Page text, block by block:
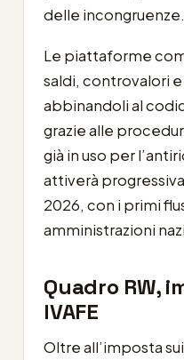
delle incongruenze.
Le piattaforme
saldi, controvalori
abbinandoli al
grazie alle
già in uso per
attiverà
2026, con i primi
amministrazioni
Quadro RW,
IVAFE
Oltre all’imposta